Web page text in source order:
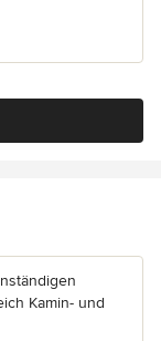
Kamin- und